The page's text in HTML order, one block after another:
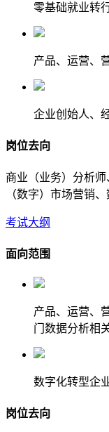
零基础就业转
产品、运营、
企业创始人、
岗位去向
商业（业务）分析师
（数字）市场营销
考试大纲
面向范围
产品、运营、
门数据分析相
数字化转型企
岗位去向